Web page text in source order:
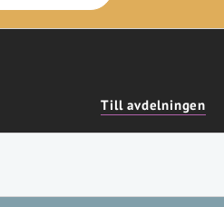
Till avdelningen